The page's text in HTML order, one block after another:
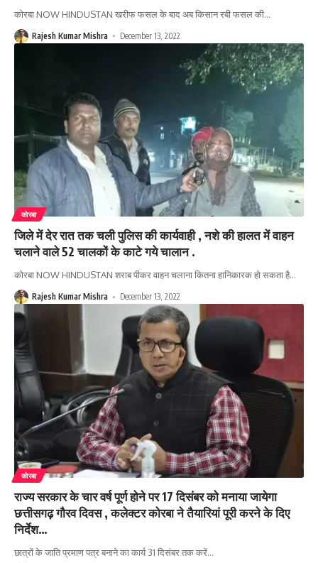
कोरबा NOW HINDUSTAN खरीफ फसल के बाद अब किसान रबी फसल की…
Rajesh Kumar Mishra December 13, 2022
कोरबा
जिले में देर रात तक चली पुलिस की कार्यवाही , नशे की हालत में वाहन
चलाने वाले 52 चालकों के काटे गये चालान .
कोरबा NOW HINDUSTAN शराब पीकर वाहन चलाना कितना हानिकारक हो सकता है…
Rajesh Kumar Mishra December 13, 2022
कोरबा
राज्य सरकार के चार वर्ष पूर्ण होने पर 17 दिसंबर को मनाया जायेगा
छत्तीसगढ़ गौरव दिवस , कलेक्टर कोरबा ने तैयारियां पूरी करने के दिए
निर्देश…
छात्रों के जाति प्रमाण पत्र बनाने का कार्य 31 दिसंबर तक करें…